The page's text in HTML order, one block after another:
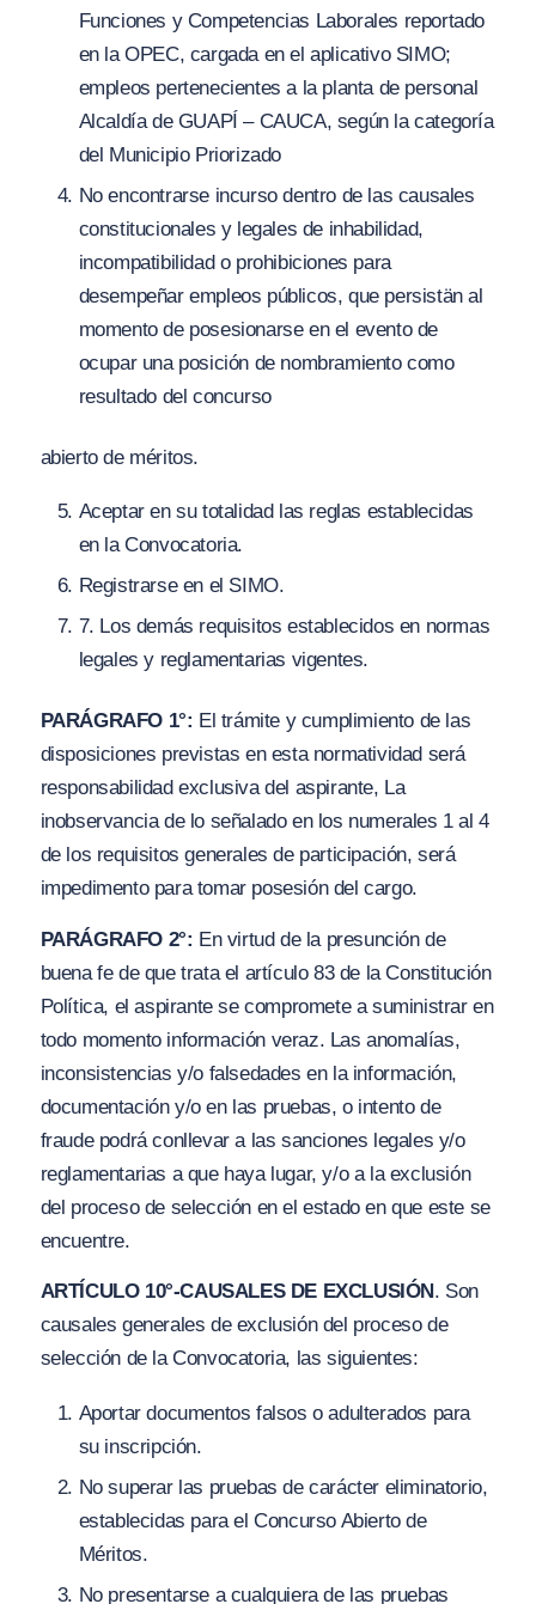
Funciones y Competencias Laborales reportado
en la OPEC, cargada en el aplicativo SIMO;
empleos pertenecientes a la planta de personal
Alcaldía de GUAPÍ – CAUCA, según la categoría
del Municipio Priorizado
No encontrarse incurso dentro de las causales
constitucionales y legales de inhabilidad,
incompatibilidad o prohibiciones para
desempeñar empleos públicos, que persistän al
momento de posesionarse en el evento de
ocupar una posición de nombramiento como
resultado del concurso
abierto de méritos.
Aceptar en su totalidad las reglas establecidas
en la Convocatoria.
Registrarse en el SIMO.
7. Los demás requisitos establecidos en normas
legales y reglamentarias vigentes.
PARÁGRAFO 1°: El trámite y cumplimiento de las
disposiciones previstas en esta normatividad será
responsabilidad exclusiva del aspirante, La
inobservancia de lo señalado en los numerales 1 al 4
de los requisitos generales de participación, será
impedimento para tomar posesión del cargo.
PARÁGRAFO 2°: En virtud de la presunción de
buena fe de que trata el artículo 83 de la Constitución
Política, el aspirante se compromete a suministrar en
todo momento información veraz. Las anomalías,
inconsistencias y/o falsedades en la información,
documentación y/o en las pruebas, o intento de
fraude podrá conllevar a las sanciones legales y/o
reglamentarias a que haya lugar, y/o a la exclusión
del proceso de selección en el estado en que este se
encuentre.
ARTÍCULO 10°-CAUSALES DE EXCLUSIÓN . Son
causales generales de exclusión del proceso de
selección de la Convocatoria, las siguientes:
Aportar documentos falsos o adulterados para
su inscripción.
No superar las pruebas de carácter eliminatorio,
establecidas para el Concurso Abierto de
Méritos.
No presentarse a cualquiera de las pruebas